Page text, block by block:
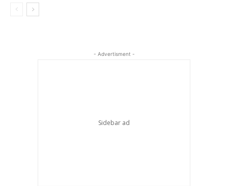
- Advertisment -